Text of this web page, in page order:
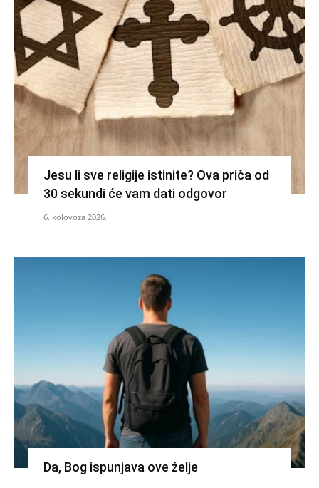
Jesu li sve religije istinite? Ova priča od
30 sekundi će vam dati odgovor
6. kolovoza 2026.
Da, Bog ispunjava ove želje